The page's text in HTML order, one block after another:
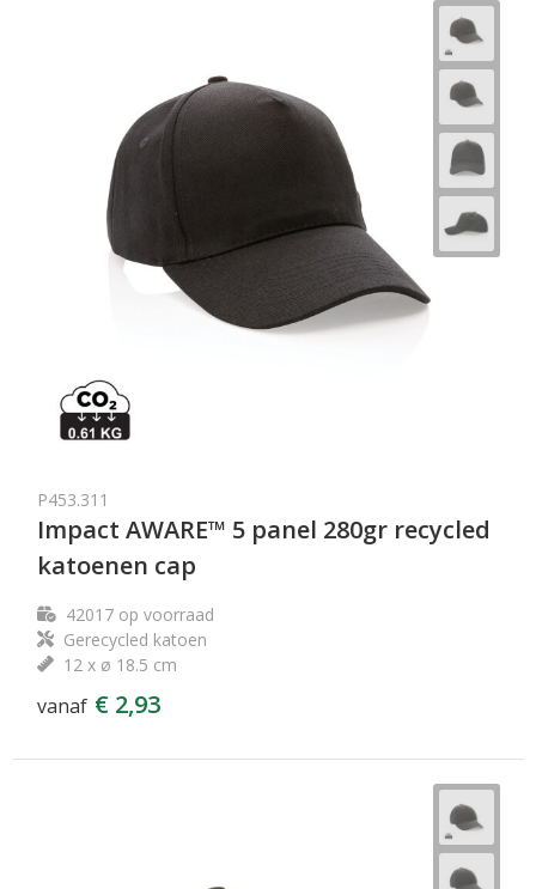
P453.311
Impact AWARE™ 5 panel 280gr recycled
katoenen cap
42017op voorraad
Gerecycled katoen
12 x ø 18.5 cm
vanaf € 2,93